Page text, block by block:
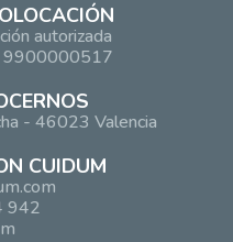
autorizada
9900000517
- 46023 Valencia
CUIDUM
942